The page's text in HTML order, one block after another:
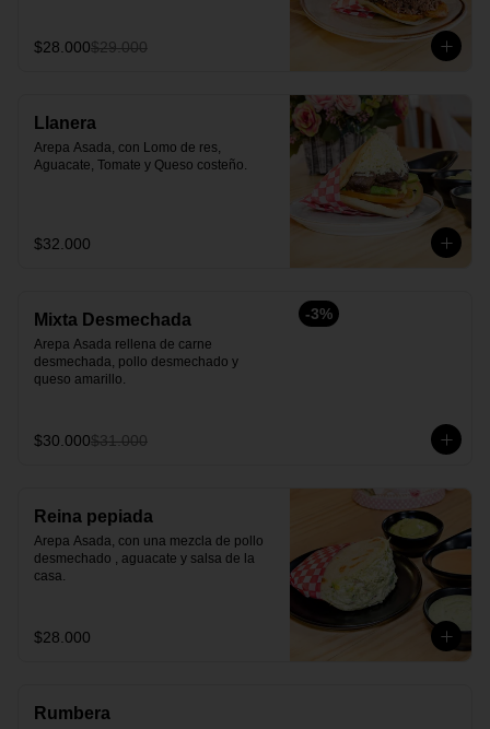
$28.000$29.000
Llanera
Arepa Asada, con Lomo de res,
Aguacate, Tomate y Queso costeño.
$32.000
-3%
Mixta Desmechada
Arepa Asada rellena de carne
desmechada, pollo desmechado y
queso amarillo.
$30.000$31.000
Reina pepiada
Arepa Asada, con una mezcla de pollo
desmechado , aguacate y salsa de la
casa.
$28.000
Rumbera